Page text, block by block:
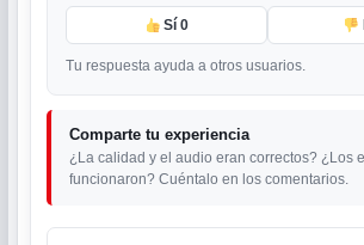
Sí0
Tu respuesta ayuda a otros usuarios.
Comparte tu experiencia
¿La calidad y el audio eran correctos? ¿Los
funcionaron? Cuéntalo en los comentarios.